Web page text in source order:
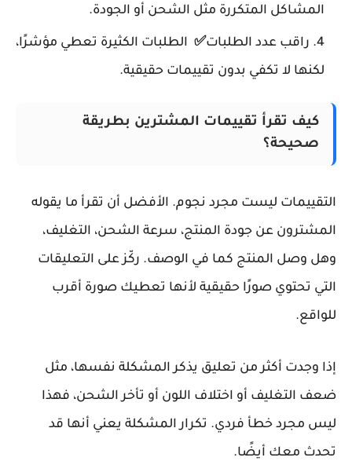
المشاكل المتكررة مثل الشحن أو الجودة.
راقب عدد الطلبات✅ الطلبات الكثيرة تعطي مؤشرًا،
لكنها لا تكفي بدون تقييمات حقيقية.
كيف تقرأ تقييمات المشترين بطريقة
صحيحة؟
التقييمات ليست مجرد نجوم. الأفضل أن تقرأ ما يقوله
المشترون عن جودة المنتج، سرعة الشحن، التغليف،
وهل وصل المنتج كما في الوصف. ركّز على التعليقات
التي تحتوي صورًا حقيقية لأنها تعطيك صورة أقرب
للواقع.
إذا وجدت أكثر من تعليق يذكر المشكلة نفسها، مثل
ضعف التغليف أو اختلاف اللون أو تأخر الشحن، فهذا
ليس مجرد خطأ فردي. تكرار المشكلة يعني أنها قد
تحدث معك أيضًا.